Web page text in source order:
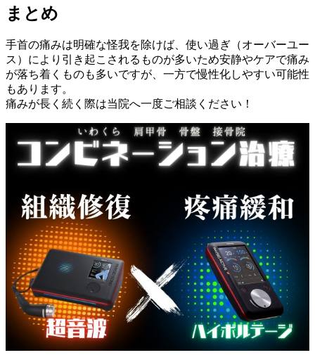
まとめ
手首の痛みは明確な怪我を除けば、使い過ぎ（オーバーユー
ス）により引き起こされるものが多いため安静やケアで痛み
が落ち着くものも多いですが、一方で慢性化しやすい可能性
もあります。
痛みが長く続く際は当院へ一度ご相談ください！